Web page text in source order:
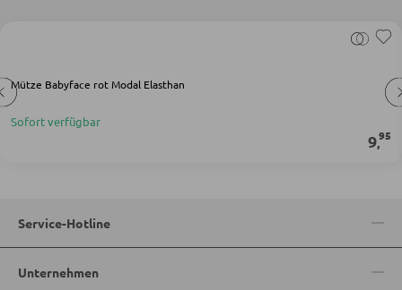
Servierwagen
Mütze Babyface rot Modal Elasthan
Sofort verfügbar
9,95
Service-Hotline
Unternehmen